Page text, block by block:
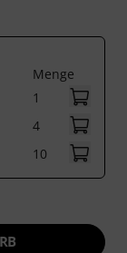
Menge
1
4
10